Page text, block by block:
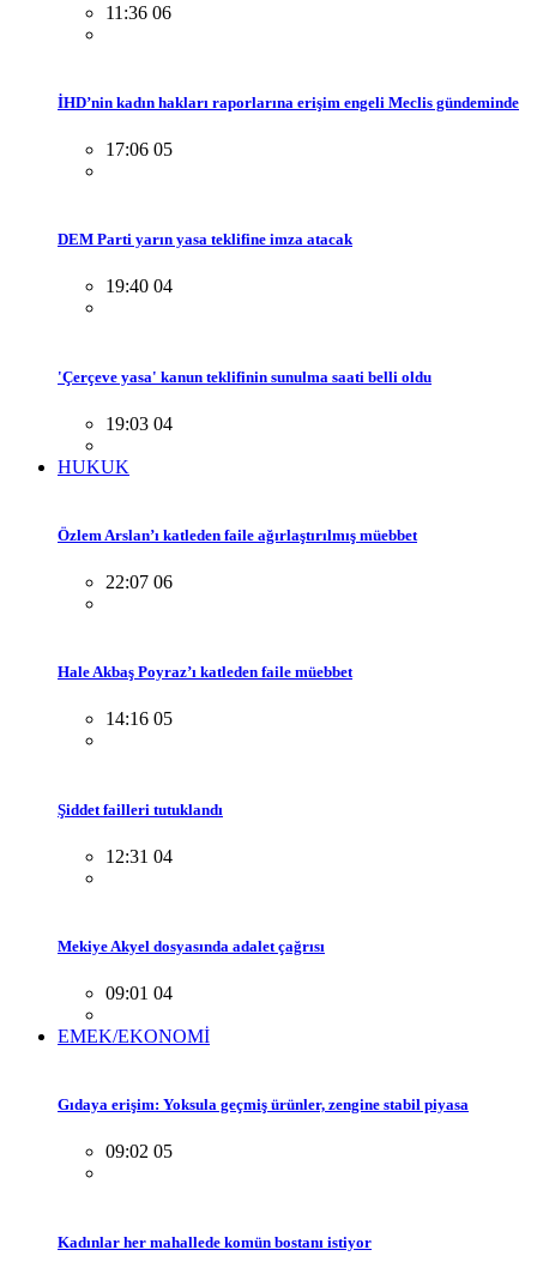
11:36 06
İHD’nin kadın hakları raporlarına erişim engeli Meclis gündeminde
17:06 05
DEM Parti yarın yasa teklifine imza atacak
19:40 04
'Çerçeve yasa' kanun teklifinin sunulma saati belli oldu
19:03 04
HUKUK
Özlem Arslan’ı katleden faile ağırlaştırılmış müebbet
22:07 06
Hale Akbaş Poyraz’ı katleden faile müebbet
14:16 05
Şiddet failleri tutuklandı
12:31 04
Mekiye Akyel dosyasında adalet çağrısı
09:01 04
EMEK/EKONOMİ
Gıdaya erişim: Yoksula geçmiş ürünler, zengine stabil piyasa
09:02 05
Kadınlar her mahallede komün bostanı istiyor